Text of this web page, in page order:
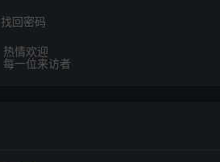
热情欢迎
每一位来访者
找回密码